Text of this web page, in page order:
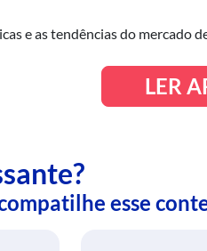
e as tendências do mercado
LER
esse